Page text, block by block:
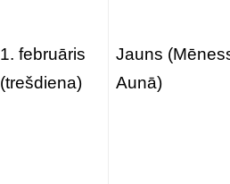
1. februāris
(trešdiena)
Jauns
Aunā)